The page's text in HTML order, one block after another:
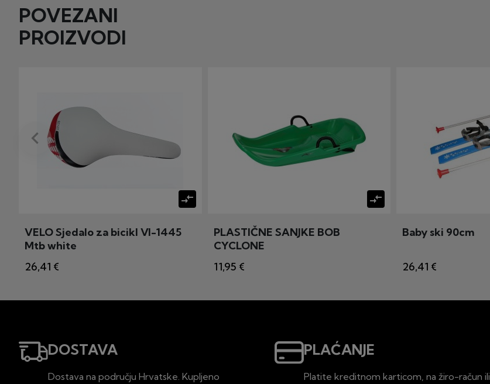
POVEZANI
PROIZVODI
compare_arrows
VELO Sjedalo za bicikl Vl-1445
Mtb white
26,41 €
compare_arrows
PLASTIČNE SANJKE BOB
CYCLONE
11,95 €
Baby ski 90cm
26,41 €
Prije
keyboard_arrow_left
DOSTAVA
Dostava na području Hrvatske. Kupljeno
PLAĆANJE
Platite kreditnom karticom, na žiro-račun ili